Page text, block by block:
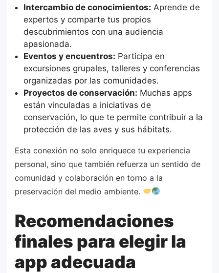
Intercambio de conocimientos: Aprende de
expertos y comparte tus propios
descubrimientos con una audiencia
apasionada.
Eventos y encuentros: Participa en
excursiones grupales, talleres y conferencias
organizadas por las comunidades.
Proyectos de conservación: Muchas apps
están vinculadas a iniciativas de
conservación, lo que te permite contribuir a la
protección de las aves y sus hábitats.
Esta conexión no solo enriquece tu experiencia
personal, sino que también refuerza un sentido de
comunidad y colaboración en torno a la
preservación del medio ambiente.
Recomendaciones
finales para elegir la
app adecuada